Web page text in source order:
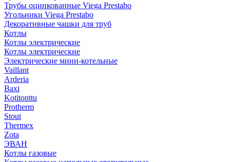
Трубы оцинкованные Viega Prestabo
Угольники Viega Prestabo
Декоративные чашки для труб
Котлы
Котлы электрические
Котлы электрические
Электрические мини-котельные
Vaillant
Arderia
Baxi
Kotitonttu
Protherm
Stout
Thermex
Zota
ЭВАН
Котлы газовые